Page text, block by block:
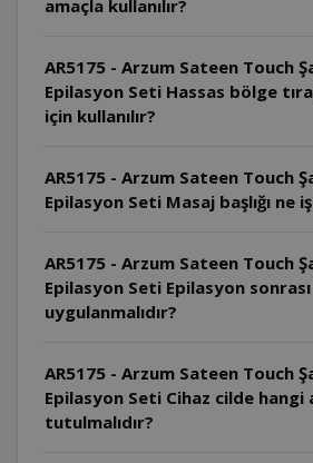
amaçla kullanılır?
AR5175 - Arzum Sateen Touch
Epilasyon Seti Hassas bölge
için kullanılır?
AR5175 - Arzum Sateen Touch
Epilasyon Seti Masaj başlığı ne
AR5175 - Arzum Sateen Touch
Epilasyon Seti Epilasyon
uygulanmalıdır?
AR5175 - Arzum Sateen Touch
Epilasyon Seti Cihaz cilde hangi
tutulmalıdır?